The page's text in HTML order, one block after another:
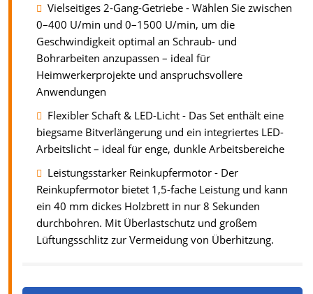
Vielseitiges 2-Gang-Getriebe - Wählen Sie zwischen
0–400 U/min und 0–1500 U/min, um die
Geschwindigkeit optimal an Schraub- und
Bohrarbeiten anzupassen – ideal für
Heimwerkerprojekte und anspruchsvollere
Anwendungen
Flexibler Schaft & LED-Licht - Das Set enthält eine
biegsame Bitverlängerung und ein integriertes LED-
Arbeitslicht – ideal für enge, dunkle Arbeitsbereiche
Leistungsstarker Reinkupfermotor - Der
Reinkupfermotor bietet 1,5-fache Leistung und kann
ein 40 mm dickes Holzbrett in nur 8 Sekunden
durchbohren. Mit Überlastschutz und großem
Lüftungsschlitz zur Vermeidung von Überhitzung.